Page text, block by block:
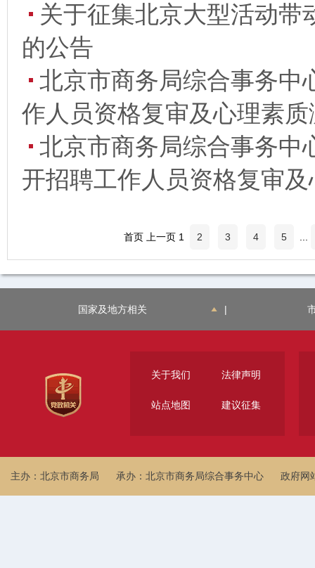
关于征集北京大型活动带
的公告
北京市商务局综合事务中
作人员资格复审及心理素
北京市商务局综合事务中
开招聘工作人员资格复审
首页 上一页 1 2 3 4 5
国家及地方相关 |
关于我们 法律声明
站点地图 建议征集
主办：北京市商务局 承办：北京市商务局综合事务中心 政府网